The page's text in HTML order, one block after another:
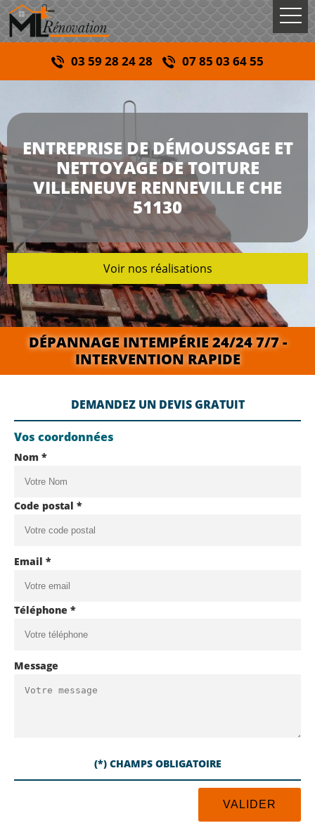
03 59 28 24 28 07 85 03 64 55
ENTREPRISE DE DÉMOUSSAGE ET
NETTOYAGE DE TOITURE
VILLENEUVE RENNEVILLE CHE
51130
Voir nos réalisations
DÉPANNAGE INTEMPÉRIE 24/24 7/7 -
INTERVENTION RAPIDE
DEMANDEZ UN DEVIS GRATUIT
Vos coordonnées
Nom *
Code postal *
Email *
Téléphone *
Message
(*) CHAMPS OBLIGATOIRE